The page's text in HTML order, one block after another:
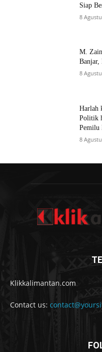
Siap
8
M.
8
Harlah
Politik
Pemilu
8
Klikkalimantan.com
Contact us: